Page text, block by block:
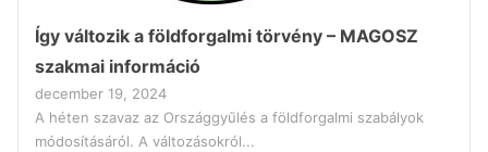
Így változik a földforgalmi törvény – MAGOSZ
szakmai információ
december 19, 2024
A héten szavaz az Országgyűlés a földforgalmi szabályok
módosításáról. A változásokról...